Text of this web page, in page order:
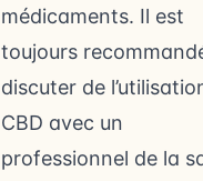
médicaments. Il est
toujours
discuter de
CBD avec un
professionnel de la